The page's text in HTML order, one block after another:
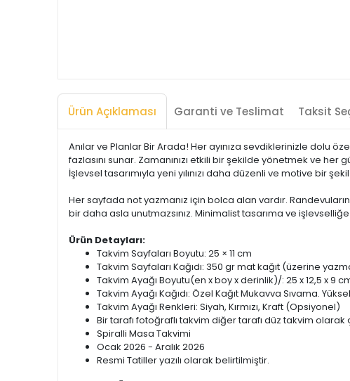
Ürün Açıklaması Garanti ve Teslimat Taksit
Anılar ve Planlar Bir Arada! Her ayınıza sevdiklerinizle dolu
fazlasını sunar. Zamanınızı etkili bir şekilde yönetmek ve
İşlevsel tasarımıyla yeni yılınızı daha düzenli ve motive bir
Her sayfada not yazmanız için bolca alan vardır.
bir daha asla unutmazsınız. Minimalist tasarıma ve
Ürün Detayları:
Takvim Sayfaları Boyutu: 25 × 11 cm
Takvim Sayfaları Kağıdı: 350 gr mat kağıt (üzerine
Takvim Ayağı Boyutu(en x boy x derinlik)/: 25 x 12,5 x 9
Takvim Ayağı Kağıdı: Özel Kağıt Mukavva Sıvama.
Takvim Ayağı Renkleri: Siyah, Kırmızı, Kraft (Opsiyonel)
Bir tarafı fotoğraflı takvim diğer tarafı düz takvim olarak
Spiralli Masa Takvimi
Ocak 2026 - Aralık 2026
Resmi Tatiller yazılı olarak belirtilmiştir.